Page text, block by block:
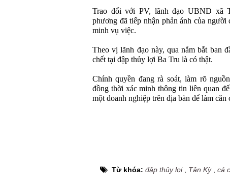
Trao đổi với PV, lãnh đạo UBND xã
phương đã tiếp nhận phản ánh của
minh vụ việc.
Theo vị lãnh đạo này, qua nắm bắt ban
chết tại đập thủy lợi Ba Tru là có thật.
Chính quyền đang rà soát, làm rõ
đồng thời xác minh thông tin liên quan
một doanh nghiệp trên địa bàn để làm
Từ khóa: đập thủy lợi, Tân Kỳ, cá